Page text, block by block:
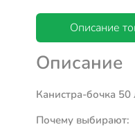
Описание
Описание
Канистра-бочка
Почему выбирают: